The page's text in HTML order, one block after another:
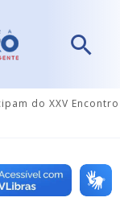
do XXV Encontro